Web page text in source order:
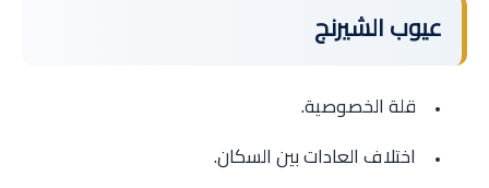
عيوب الشيرنج
قلة الخصوصية.
اختلاف العادات بين السكان.